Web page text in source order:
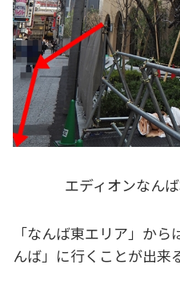
エディオンなん
「なんば東エリア」か
んば」に行くことが出来